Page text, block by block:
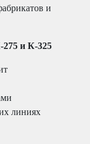
и
275 и К-325
линиях